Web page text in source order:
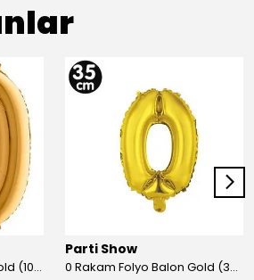
0 Rakam Folyo Balon Gold (100x70 cm)
Parti Show
0 Rakam Folyo Balon Gold (35 cm)